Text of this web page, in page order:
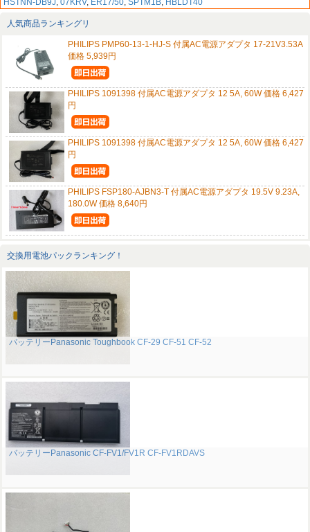
人気商品ランキングリ
PHILIPS PMP60-13-1-HJ-S 付属AC電源アダプタ 17-21V3.53A
価格 5,939円
PHILIPS 1091398 付属AC電源アダプタ 12 5A, 60W 価格 6,427
円
PHILIPS 1091398 付属AC電源アダプタ 12 5A, 60W 価格 6,427
円
PHILIPS FSP180-AJBN3-T 付属AC電源アダプタ 19.5V 9.23A,
180.0W 価格 8,640円
交換用電池パックランキング！
バッテリーPanasonic Toughbook CF-29 CF-51 CF-52
バッテリーPanasonic CF-FV1/FV1R CF-FV1RDAVS